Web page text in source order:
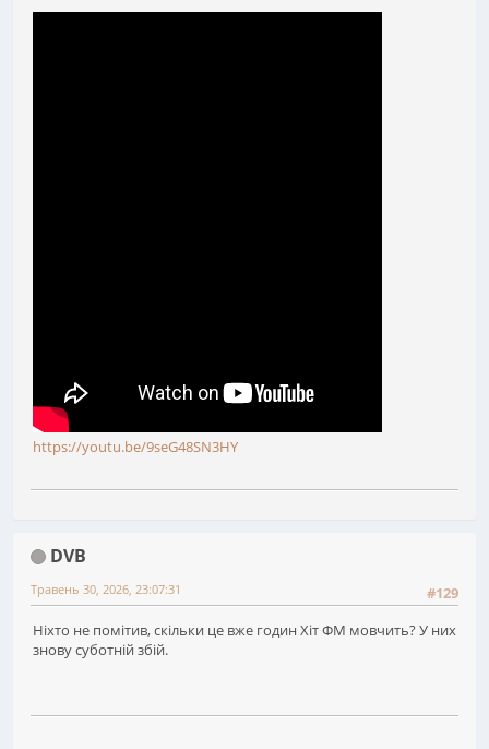
https://youtu.be/9seG48SN3HY
DVB
#129
Травень 30, 2026, 23:07:31
Ніхто не помітив, скільки це вже годин Хіт ФМ мовчить? У них
знову суботній збій.